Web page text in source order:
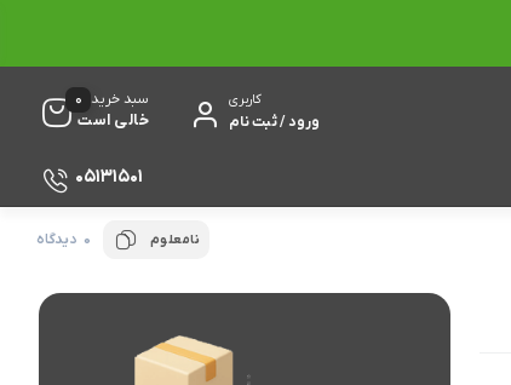
کاربری
ورود / ثبت نام
سبد خرید
خالی است
0
05131501
نامعلوم 0 دیدگاه